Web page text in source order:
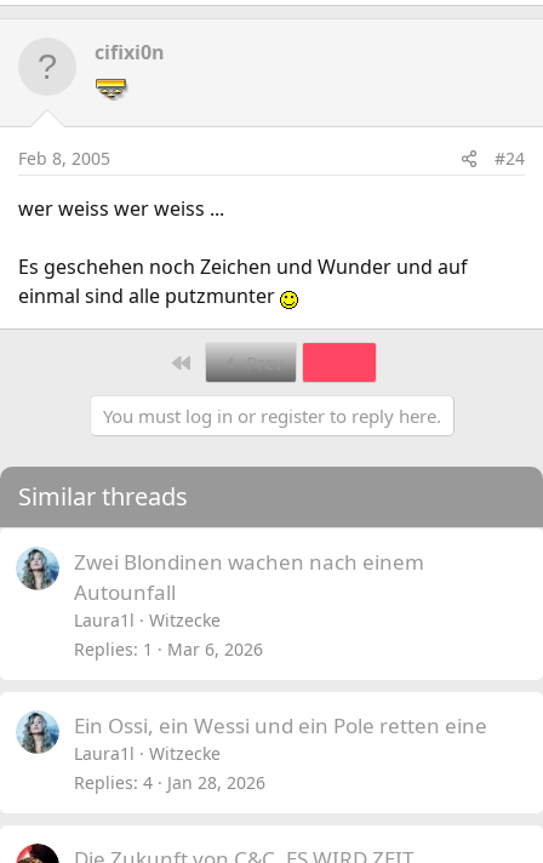
cifixi0n
Feb 8, 2005 #24
wer weiss wer weiss ...
Es geschehen noch Zeichen und Wunder und auf
einmal sind alle putzmunter
First Prev
You must log in or register to reply here.
Similar threads
Zwei Blondinen wachen nach einem
Autounfall
Laura1l
Witzecke
Replies 1 Mar 6, 2026
Ein Ossi, ein Wessi und ein Pole retten eine
Laura1l
Witzecke
Replies 4 Jan 28, 2026